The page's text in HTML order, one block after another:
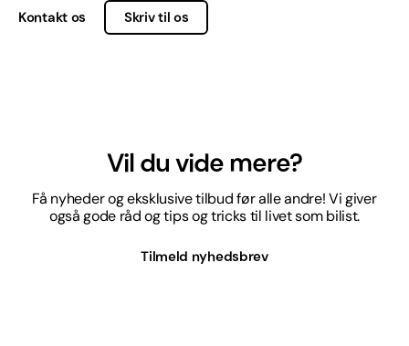
Kontakt os Skriv til os
Vil du vide mere?
Få nyheder og eksklusive tilbud før alle andre! Vi giver
også gode råd og tips og tricks til livet som bilist.
Tilmeld nyhedsbrev